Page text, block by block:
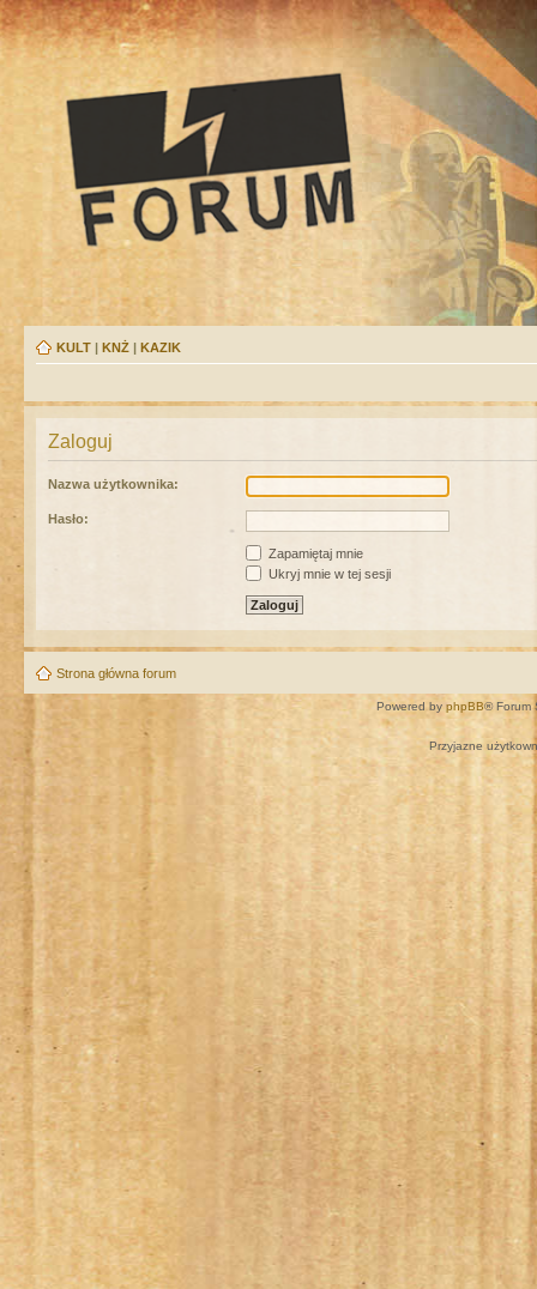
KULT | KNŻ | KAZIK
Zaloguj
Nazwa użytkownika:
Hasło:
Zapamiętaj mnie
Ukryj mnie w tej sesji
Strona główna forum
Powered by phpBB® Forum
Przyjazne